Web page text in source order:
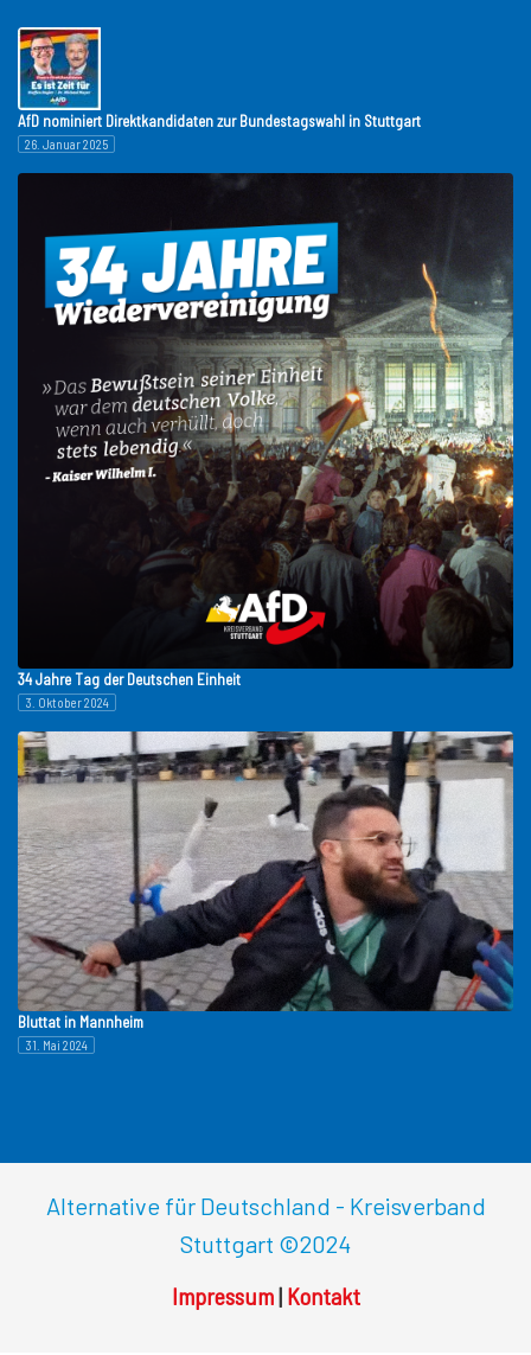
AfD nominiert Direktkandidaten zur Bundestagswahl in Stuttgart
26. Januar 2025
34 Jahre Tag der Deutschen Einheit
3. Oktober 2024
Bluttat in Mannheim
31. Mai 2024
Alternative für Deutschland - Kreisverband
Stuttgart ©2024
Impressum| Kontakt